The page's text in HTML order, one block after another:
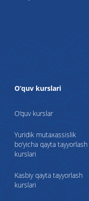
O‘quv kurslari
O‘quv kurslar
Yuridik mutaxassislik
bo‘yicha qayta tayyorlash
kurslari
Kasbiy qayta tayyorlash
kurslari